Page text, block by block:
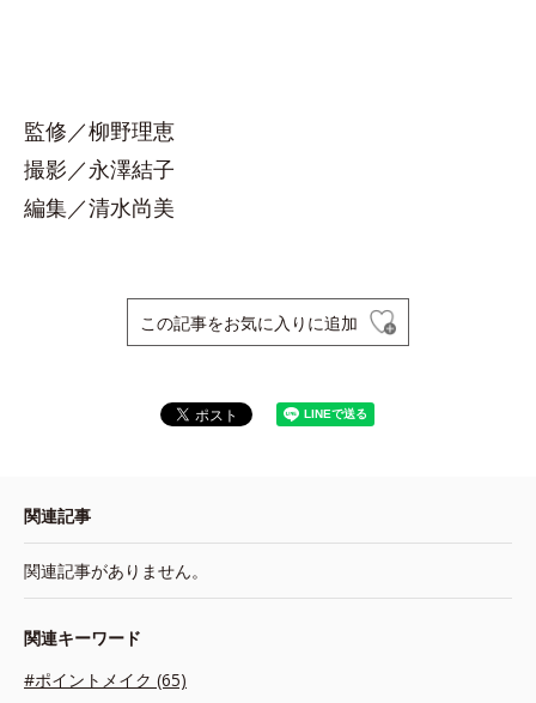
監修／柳野理恵
撮影／永澤結子
編集／清水尚美
この記事をお気に入りに追加
関連記事
関連記事がありません。
関連キーワード
#ポイントメイク (65)